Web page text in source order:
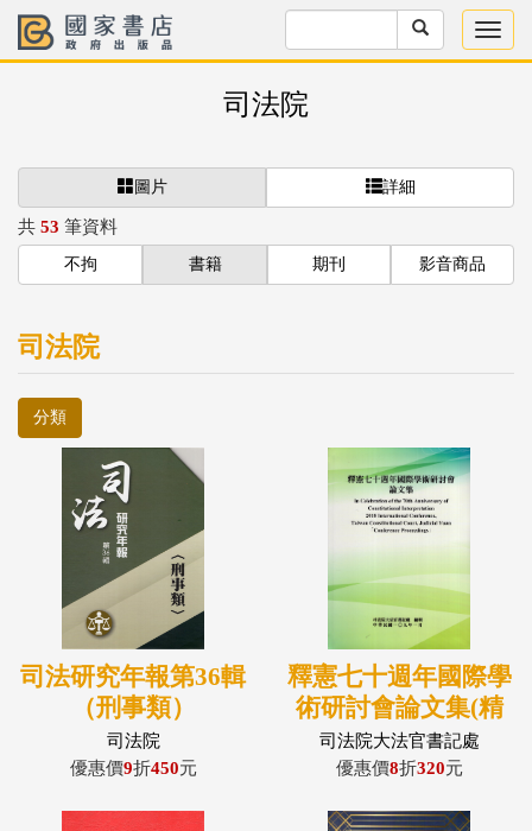
司法院
圖片 詳細
共 53 筆資料
不拘 書籍 期刊 影音商品
司法院
分類
司法研究年報第36輯
（刑事類）
司法院
優惠價9折450元
釋憲七十週年國際學
術研討會論文集(精
裝)
司法院大法官書記處
優惠價8折320元